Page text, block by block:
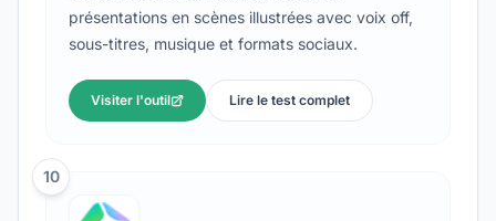
présentations en scènes illustrées avec voix off,
sous-titres, musique et formats sociaux.
Visiter l'outil Lire le test complet
10